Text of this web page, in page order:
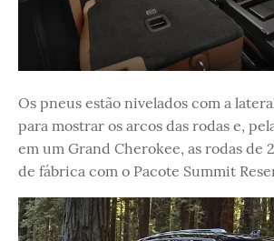
Os pneus estão nivelados com a
para mostrar os arcos das rodas e,
em um Grand Cherokee, as rodas de
de fábrica com o Pacote Summit